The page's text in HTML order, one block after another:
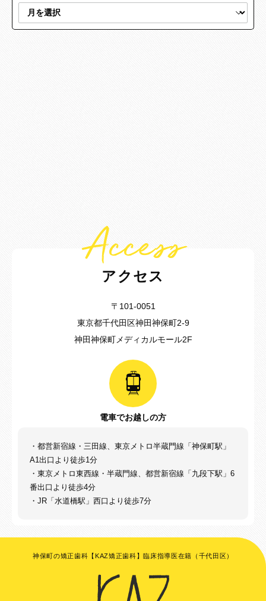
Access
アクセス
〒101-0051
東京都千代田区神田神保町2-9
神田神保町メディカルモール2F
電車でお越しの方
・都営新宿線・三田線、東京メトロ半蔵門線「神保町駅」
A1出口より徒歩1分
・東京メトロ東西線・半蔵門線、都営新宿線「九段下駅」6
番出口より徒歩4分
・JR「水道橋駅」西口より徒歩7分
神保町の矯正歯科【KAZ矯正歯科】臨床指導医在籍（千代田区）